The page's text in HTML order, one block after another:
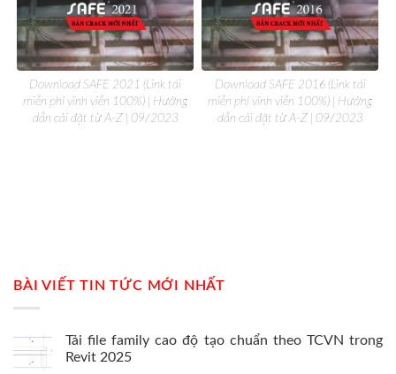
Download SAFE 2021 (Link tải
miễn phí vĩnh viễn 100%) | Hướng
dẫn cài đặt từ A-Z | 09/2023
Download SAFE 2016 (Link tải
miễn phí vĩnh viễn 100%) | Hướng
dẫn cài đặt từ A-Z | 09/2023
BÀI VIẾT TIN TỨC MỚI NHẤT
Tải file family cao độ tạo chuẩn theo TCVN trong
Revit 2025